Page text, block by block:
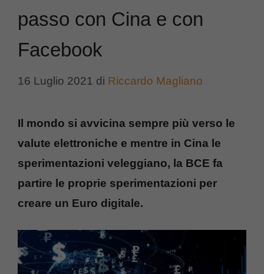
passo con Cina e con
Facebook
16 Luglio 2021 di Riccardo Magliano
Il mondo si avvicina sempre più verso le
valute elettroniche e mentre in Cina le
sperimentazioni veleggiano, la BCE fa
partire le proprie sperimentazioni per
creare un Euro digitale.